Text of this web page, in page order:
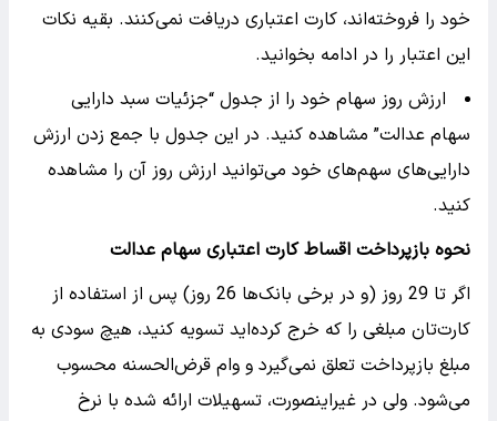
خود را فروخته‌اند، کارت اعتباری دریافت نمی‌کنند. بقیه نکات
این اعتبار را در ادامه بخوانید.
ارزش روز سهام خود را از جدول “جزئیات سبد دارایی
سهام عدالت” مشاهده کنید. در این جدول با جمع زدن ارزش
دارایی‌های سهم‌های خود می‌توانید ارزش روز آن را مشاهده
کنید.
نحوه بازپرداخت اقساط کارت اعتباری سهام عدالت
اگر تا 29 روز (و در برخی بانک‌ها 26 روز) پس از استفاده از
کارت‌تان مبلغی را که خرج کرده‌اید تسویه کنید، هیچ سودی به
مبلغ بازپرداخت تعلق نمی‌گیرد و وام قرض‌الحسنه محسوب
می‌شود. ولی در غیراینصورت، تسهیلات ارائه شده با نرخ